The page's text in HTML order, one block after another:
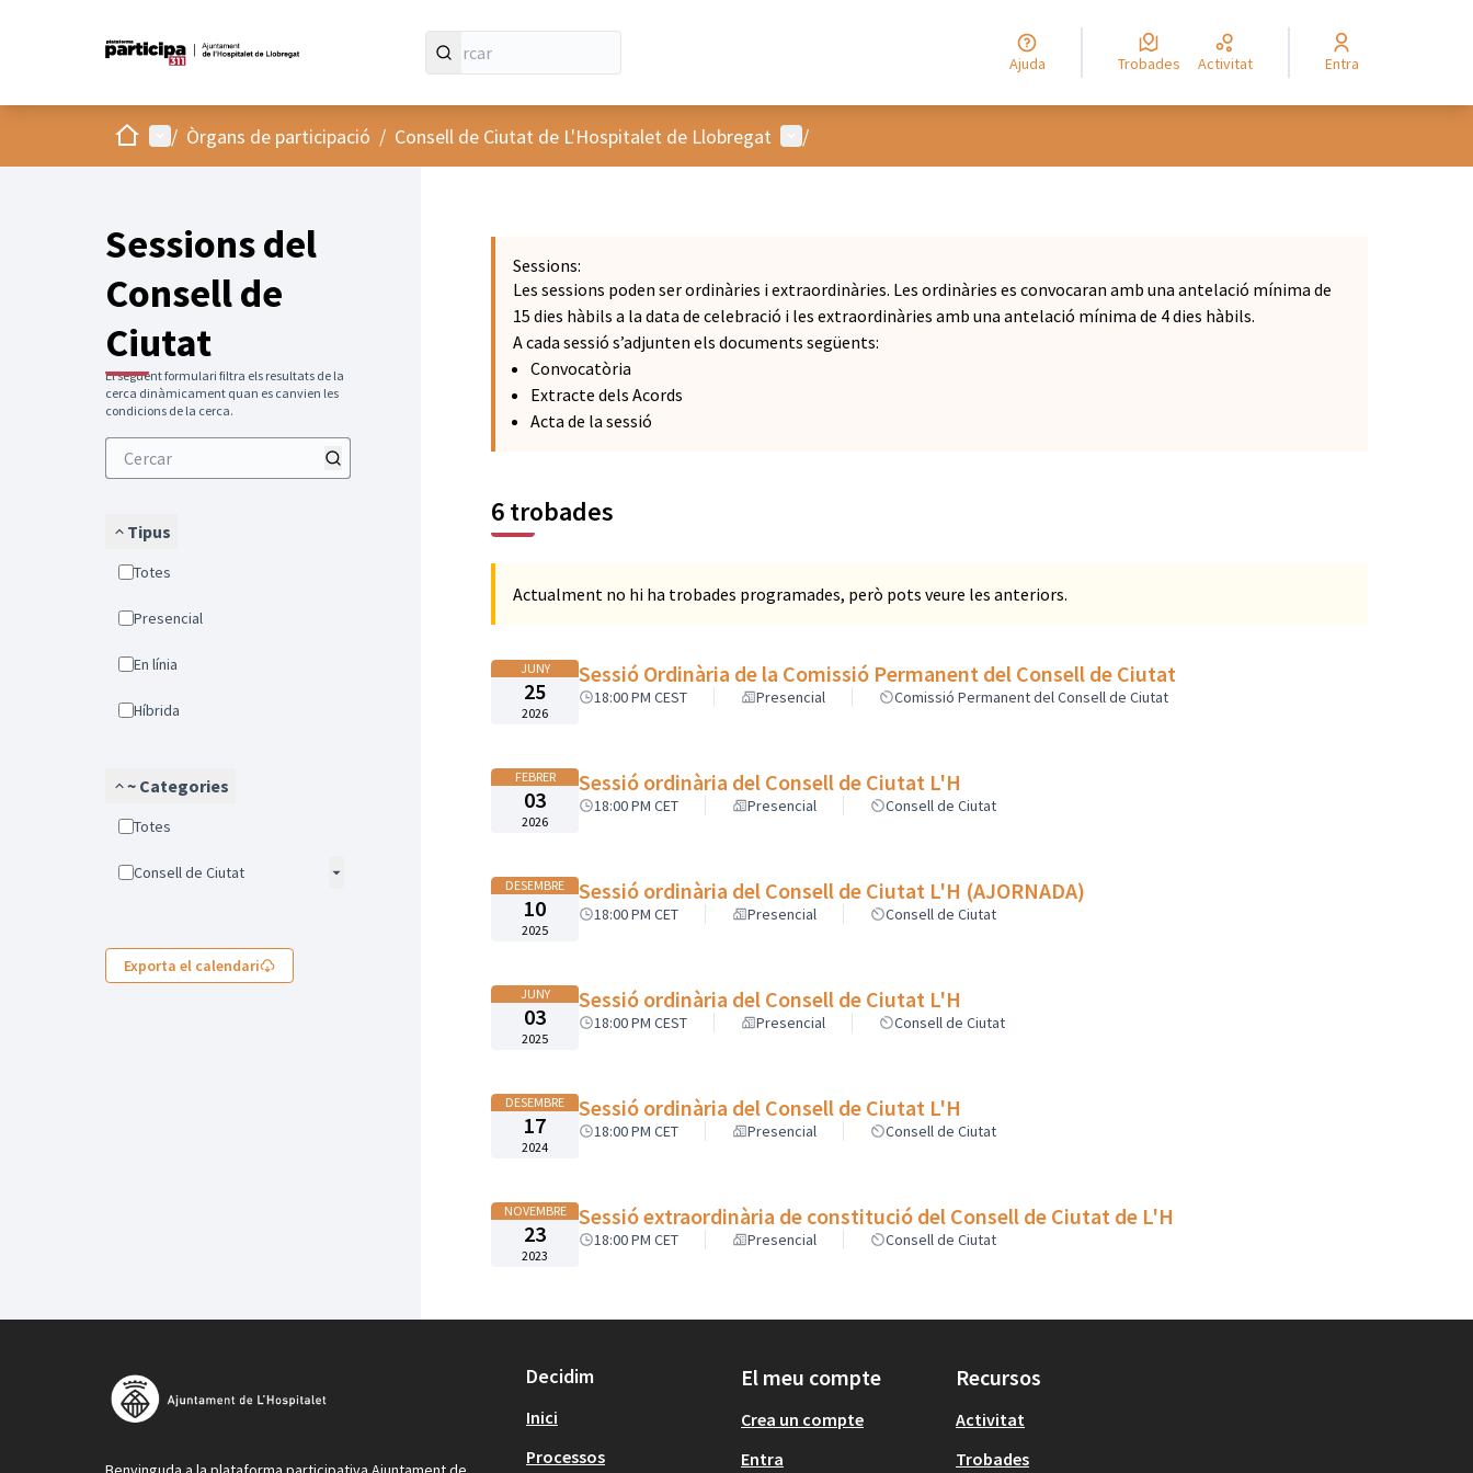
Ajuda Trobades Activitat Entra
Inici Menú principal
/ Òrgans de participació / Consell de Ciutat de L'Hospitalet de Llobregat Menú d'usuari
/
Sessions del
Consell de
Ciutat
El següent formulari filtra els resultats de la
cerca dinàmicament quan es canvien les
condicions de la cerca.
Tipus
Totes
Presencial
En línia
Híbrida
~ Categories
Totes
Consell de Ciutat
Exporta el calendari
Sessions:
Les sessions poden ser ordinàries i extraordinàries. Les ordinàries es convocaran amb una antelació mínima de
15 dies hàbils a la data de celebració i les extraordinàries amb una antelació mínima de 4 dies hàbils.
A cada sessió s’adjunten els documents següents:
Convocatòria
Extracte dels Acords
Acta de la sessió
6 trobades
Actualment no hi ha trobades programades, però pots veure les anteriors.
JUNY
25
2026
Sessió Ordinària de la Comissió Permanent del Consell de Ciutat
18:00 PM CEST Presencial Comissió Permanent del Consell de Ciutat
FEBRER
03
2026
Sessió ordinària del Consell de Ciutat L'H
18:00 PM CET Presencial Consell de Ciutat
DESEMBRE
10
2025
Sessió ordinària del Consell de Ciutat L'H (AJORNADA)
18:00 PM CET Presencial Consell de Ciutat
JUNY
03
2025
Sessió ordinària del Consell de Ciutat L'H
18:00 PM CEST Presencial Consell de Ciutat
DESEMBRE
17
2024
Sessió ordinària del Consell de Ciutat L'H
18:00 PM CET Presencial Consell de Ciutat
NOVEMBRE
23
2023
Sessió extraordinària de constitució del Consell de Ciutat de L'H
18:00 PM CET Presencial Consell de Ciutat
Decidim
Inici
Processos
El meu compte
Crea un compte
Entra
Recursos
Activitat
Trobades